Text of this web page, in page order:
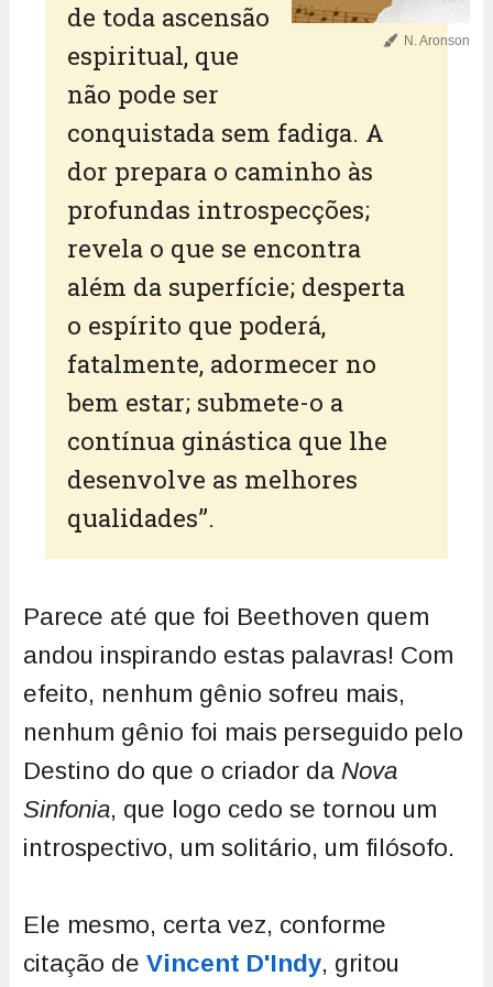
N. Aronson
de toda ascensão
espiritual, que
não pode ser
conquistada sem fadiga. A
dor prepara o caminho às
profundas introspecções;
revela o que se encontra
além da superfície; desperta
o espírito que poderá,
fatalmente, adormecer no
bem estar; submete-o a
contínua ginástica que lhe
desenvolve as melhores
qualidades”.
Parece até que foi Beethoven quem
andou inspirando estas palavras! Com
efeito, nenhum gênio sofreu mais,
nenhum gênio foi mais perseguido pelo
Destino do que o criador da Nova
Sinfonia, que logo cedo se tornou um
introspectivo, um solitário, um filósofo.
Ele mesmo, certa vez, conforme
citação de Vincent D'Indy, gritou